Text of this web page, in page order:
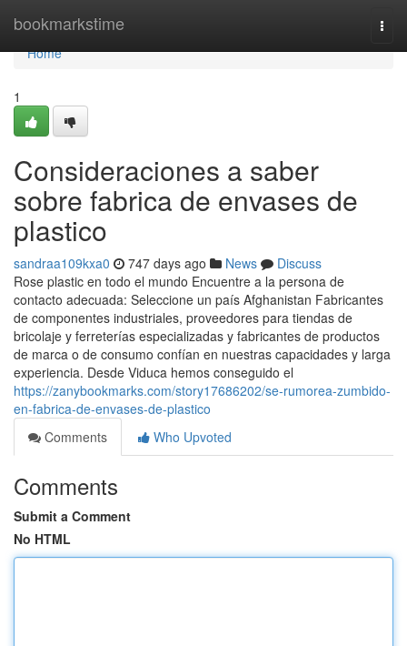
bookmarkstime
Home
Home
1
Consideraciones a saber
sobre fabrica de envases de
plastico
sandraa109kxa0 747 days ago News
Discuss
Rose plastic en todo el mundo Encuentre a la persona de
contacto adecuada: Seleccione un país Afghanistan Fabricantes
de componentes industriales, proveedores para tiendas de
bricolaje y ferreterías especializadas y fabricantes de productos
de marca o de consumo confían en nuestras capacidades y larga
experiencia. Desde Viduca hemos conseguido el
https://zanybookmarks.com/story17686202/se-rumorea-zumbido-
en-fabrica-de-envases-de-plastico
Comments
Who Upvoted
Comments
Submit a Comment
No HTML